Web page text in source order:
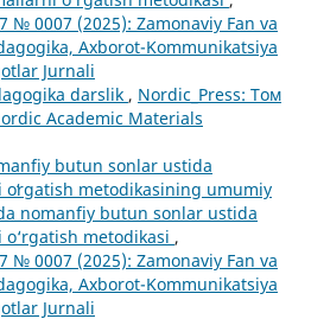
№ 0007 (2025): Zamonaviy Fan va
Axborot-Kommunikatsiya
Jurnali
darslik , Nordic_Press: Том
Academic Materials
butun sonlar ustida
mеtodikasining umumiy
nomanfiy butun sonlar ustida
metodikasi ,
№ 0007 (2025): Zamonaviy Fan va
Axborot-Kommunikatsiya
Jurnali